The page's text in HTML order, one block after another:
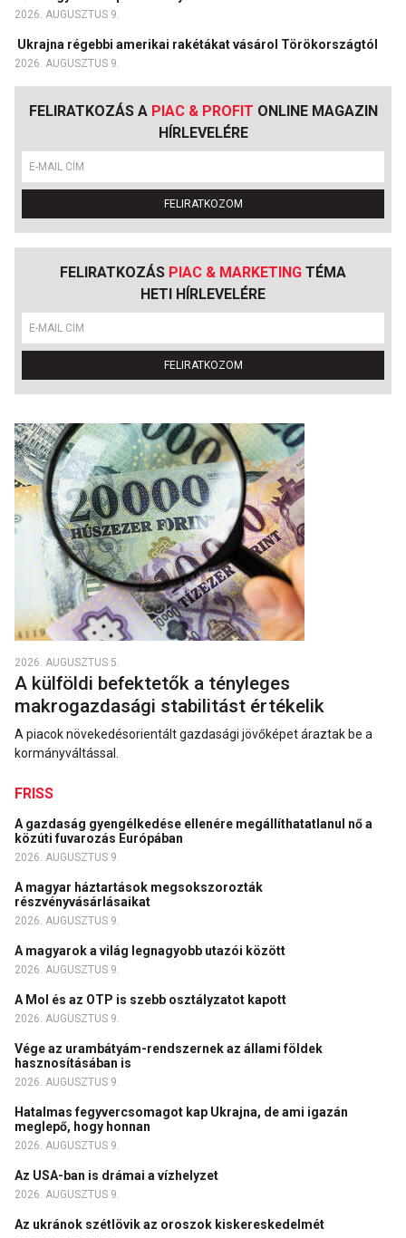
2026. AUGUSZTUS 9.
Ukrajna régebbi amerikai rakétákat vásárol Törökországtól
2026. AUGUSZTUS 9.
FELIRATKOZÁS A PIAC & PROFIT ONLINE MAGAZIN
HÍRLEVELÉRE
FELIRATKOZOM
FELIRATKOZÁS PIAC & MARKETING TÉMA
HETI HÍRLEVELÉRE
FELIRATKOZOM
2026. AUGUSZTUS 5.
A külföldi befektetők a tényleges
makrogazdasági stabilitást értékelik
A piacok növekedésorientált gazdasági jövőképet áraztak be a
kormányváltással.
FRISS
A gazdaság gyengélkedése ellenére megállíthatatlanul nő a
közúti fuvarozás Európában
2026. AUGUSZTUS 9.
A magyar háztartások megsokszorozták
részvényvásárlásaikat
2026. AUGUSZTUS 9.
A magyarok a világ legnagyobb utazói között
2026. AUGUSZTUS 9.
A Mol és az OTP is szebb osztályzatot kapott
2026. AUGUSZTUS 9.
Vége az urambátyám-rendszernek az állami földek
hasznosításában is
2026. AUGUSZTUS 9.
Hatalmas fegyvercsomagot kap Ukrajna, de ami igazán
meglepő, hogy honnan
2026. AUGUSZTUS 9.
Az USA-ban is drámai a vízhelyzet
2026. AUGUSZTUS 9.
Az ukránok szétlövik az oroszok kiskereskedelmét